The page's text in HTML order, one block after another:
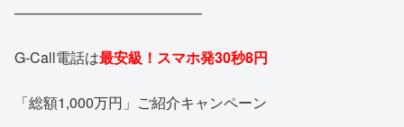
—————————————
G-Call電話は最安級！スマホ発30秒8円
「総額1,000万円」ご紹介キャンペーン